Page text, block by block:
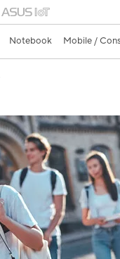
Notebook Mobile /